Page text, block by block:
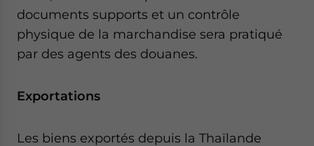
documents supports et un contrôle
physique de la marchandise sera pratiqué
par des agents des douanes.
Exportations
Les biens exportés depuis la Thaïlande